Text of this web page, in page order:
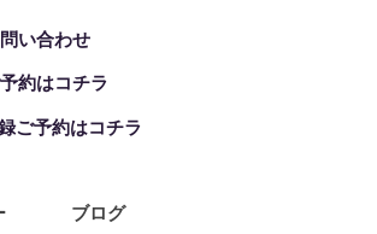
い合わせ
約はコチラ
ご予約はコチラ
ブログ